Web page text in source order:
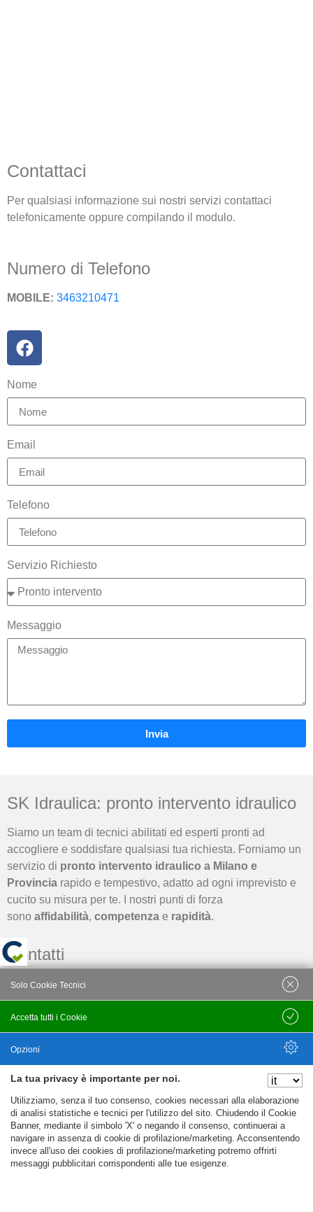
Contattaci
Per qualsiasi informazione sui nostri servizi contattaci
telefonicamente oppure compilando il modulo.
Numero di Telefono
MOBILE: 3463210471
Nome
Email
Telefono
Servizio Richiesto
Messaggio
Invia
SK Idraulica: pronto intervento idraulico
Siamo un team di tecnici abilitati ed esperti pronti ad
accogliere e soddisfare qualsiasi tua richiesta. Forniamo un
servizio di pronto intervento idraulico a Milano e
Provincia rapido e tempestivo, adatto ad ogni imprevisto e
cucito su misura per te. I nostri punti di forza
sono affidabilità, competenza e rapidità.
Contatti
Via Calvairate 1, 20137 Milano
info@sk-idraulicomilano.com
3463210471
Privacy Policy
Condizioni d'uso
Ricerche frequenti
La tua privacy è importante per noi.
Utilizziamo, senza il tuo consenso, cookies necessari alla elaborazione
di analisi statistiche e tecnici per l'utilizzo del sito. Chiudendo il Cookie
Banner, mediante il simbolo 'X' o negando il consenso, continuerai a
navigare in assenza di cookie di profilazione/marketing. Acconsentendo
invece all'uso dei cookies di profilazione/marketing potremo offrirti
messaggi pubblicitari corrispondenti alle tue esigenze.
Accetta tutti i Cookie
Solo Cookie Tecnici
Salva
Opzioni
Nascondi Opzioni